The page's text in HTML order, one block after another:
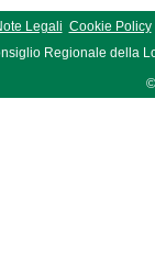
Legali Cookie Policy
Regionale della